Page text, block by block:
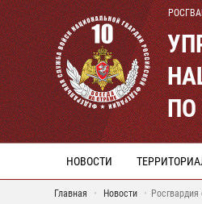
ПО
НОВОСТИ
Главная Новости